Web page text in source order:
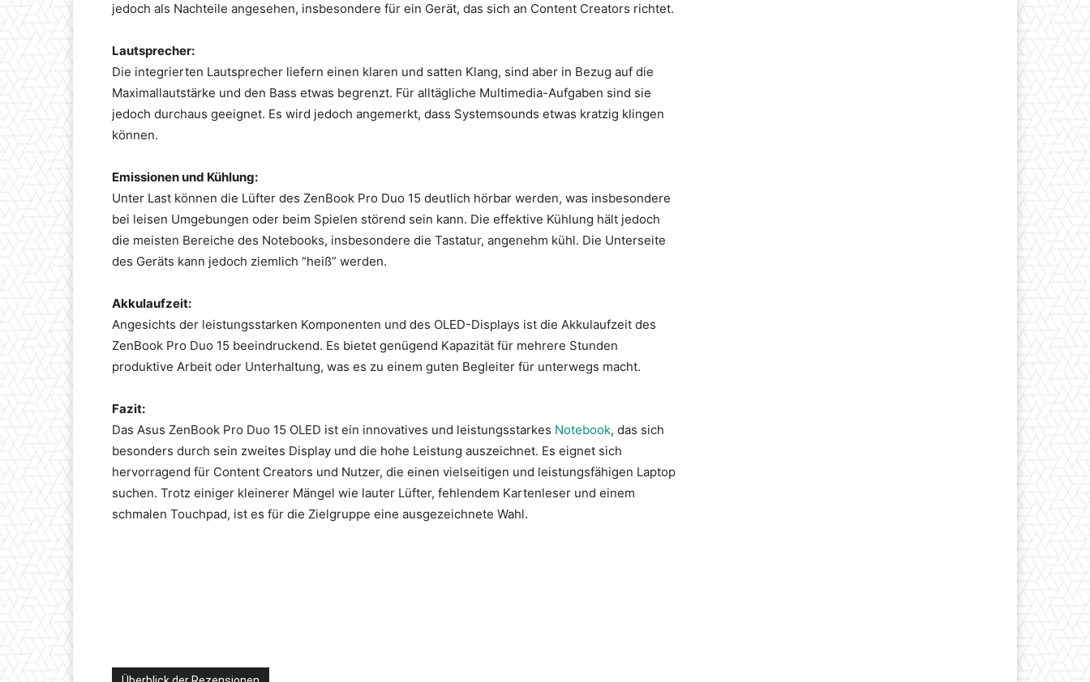
jedoch als Nachteile angesehen, insbesondere für ein Gerät, das sich an Content Creators richtet.
Lautsprecher:
Die integrierten Lautsprecher liefern einen klaren und satten Klang, sind aber in Bezug auf die
Maximallautstärke und den Bass etwas begrenzt. Für alltägliche Multimedia-Aufgaben sind sie
jedoch durchaus geeignet. Es wird jedoch angemerkt, dass Systemsounds etwas kratzig klingen
können.
Emissionen und Kühlung:
Unter Last können die Lüfter des ZenBook Pro Duo 15 deutlich hörbar werden, was insbesondere
bei leisen Umgebungen oder beim Spielen störend sein kann. Die effektive Kühlung hält jedoch
die meisten Bereiche des Notebooks, insbesondere die Tastatur, angenehm kühl. Die Unterseite
des Geräts kann jedoch ziemlich “heiß” werden.
Akkulaufzeit:
Angesichts der leistungsstarken Komponenten und des OLED-Displays ist die Akkulaufzeit des
ZenBook Pro Duo 15 beeindruckend. Es bietet genügend Kapazität für mehrere Stunden
produktive Arbeit oder Unterhaltung, was es zu einem guten Begleiter für unterwegs macht.
Fazit:
Das Asus ZenBook Pro Duo 15 OLED ist ein innovatives und leistungsstarkes Notebook, das sich
besonders durch sein zweites Display und die hohe Leistung auszeichnet. Es eignet sich
hervorragend für Content Creators und Nutzer, die einen vielseitigen und leistungsfähigen Laptop
suchen. Trotz einiger kleinerer Mängel wie lauter Lüfter, fehlendem Kartenleser und einem
schmalen Touchpad, ist es für die Zielgruppe eine ausgezeichnete Wahl.